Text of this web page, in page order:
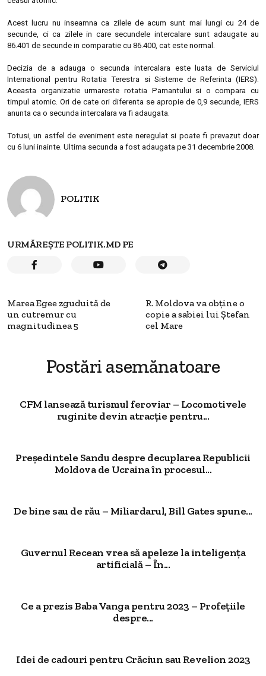
Acest lucru nu inseamna ca zilele de acum sunt mai lungi cu 24 de
secunde, ci ca zilele in care secundele intercalare sunt adaugate au
86.401 de secunde in comparatie cu 86.400, cat este normal.
Decizia de a adauga o secunda intercalara este luata de Serviciul
International pentru Rotatia Terestra si Sisteme de Referinta (IERS).
Aceasta organizatie urmareste rotatia Pamantului si o compara cu
timpul atomic. Ori de cate ori diferenta se apropie de 0,9 secunde, IERS
anunta ca o secunda intercalara va fi adaugata.
Totusi, un astfel de eveniment este neregulat si poate fi prevazut doar
cu 6 luni inainte. Ultima secunda a fost adaugata pe 31 decembrie 2008.
POLITIK
URMĂREȘTE POLITIK.MD PE
Marea Egee zguduită de
un cutremur cu
magnitudinea 5
R. Moldova va obține o
copie a sabiei lui Ștefan
cel Mare
Postări asemănatoare
CFM lansează turismul feroviar – Locomotivele
ruginite devin atracție pentru...
Președintele Sandu despre decuplarea Republicii
Moldova de Ucraina în procesul...
De bine sau de rău – Miliardarul, Bill Gates spune...
Guvernul Recean vrea să apeleze la inteligența
artificială – În...
Ce a prezis Baba Vanga pentru 2023 – Profețiile
despre...
Idei de cadouri pentru Crăciun sau Revelion 2023